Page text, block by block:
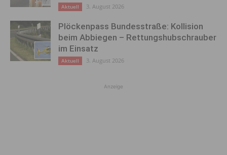
Aktuell 3. August 2026
Plöckenpass Bundesstraße: Kollision
beim Abbiegen – Rettungshubschrauber
im Einsatz
Aktuell 3. August 2026
Anzeige